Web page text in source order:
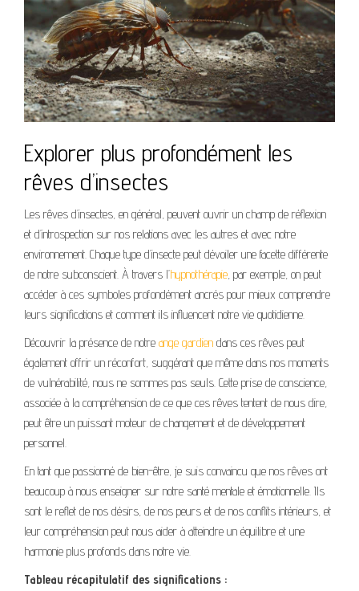
Explorer plus profondément les
rêves d’insectes
Les rêves d’insectes, en général, peuvent ouvrir un champ de réflexion
et d’introspection sur nos relations avec les autres et avec notre
environnement. Chaque type d’insecte peut dévoiler une facette différente
de notre subconscient. À travers l’hypnothérapie, par exemple, on peut
accéder à ces symboles profondément ancrés pour mieux comprendre
leurs significations et comment ils influencent notre vie quotidienne.
Découvrir la présence de notre ange gardien dans ces rêves peut
également offrir un réconfort, suggérant que même dans nos moments
de vulnérabilité, nous ne sommes pas seuls. Cette prise de conscience,
associée à la compréhension de ce que ces rêves tentent de nous dire,
peut être un puissant moteur de changement et de développement
personnel.
En tant que passionné de bien-être, je suis convaincu que nos rêves ont
beaucoup à nous enseigner sur notre santé mentale et émotionnelle. Ils
sont le reflet de nos désirs, de nos peurs et de nos conflits intérieurs, et
leur compréhension peut nous aider à atteindre un équilibre et une
harmonie plus profonds dans notre vie.
Tableau récapitulatif des significations :